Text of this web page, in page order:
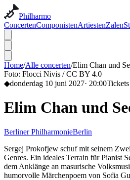
Philharmo
ConcertenComponistenArtiestenZalen
Home/Alle concerten/Elim Chan und
Foto: Flocci Nivis / CC BY 4.0
◆donderdag 10 juni 2027· 20:00
Elim Chan und
Berliner PhilharmonieBerlin
Sergej Prokofjew schuf mit seinem
Genres. Ein ideales Terrain für Pianist
dem Anklänge an masurische
humorvolle Märchenpoem von Sofia